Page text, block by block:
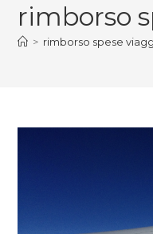
rimborso
> rimborso spese